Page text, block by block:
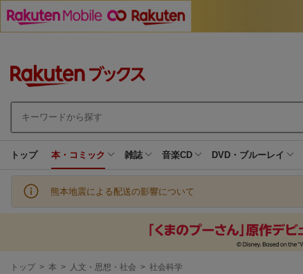
トップ 本・コミック 雑誌 音楽CD DVD・ブルーレイ
熊本地震による配送の影響について
現
トップ > 本 > 人文・思想・社会 > 社会科学